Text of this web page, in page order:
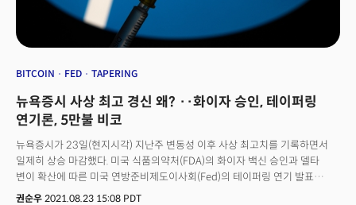
10년물 금리를 1.446%로 끌어내렸다. 연준의 향후 스탠스에 대한
불확실성이 커지며 달러 역시 급락했다. 달러 약세와 함께 인플레이션 우려가
강해지며 금은 강세로 전환했다.경제회복을 위협하는 새로운 변이의 등장으로
연준의장의 발언에 집중할 것으로 전망된다. 오늘 제롬 파월 연준의장은 상원
부진을 악화시킬 것으로 우려된다는 발언을 준비한 것으로 밝혀졌다.
BITCOIN FED TAPERING
뉴욕증시 사상 최고 경신 왜? ··화이자 승인, 테이퍼링
연기론, 5만불 비코
뉴욕증시가 23일(현지시각) 지난주 변동성 이후 사상 최고치를 기록하면서
일제히 상승 마감했다. 미국 식품의약처(FDA)의 화이자 백신 승인과 델타
변이 확산에 따른 미국 연방준비제도이사회(Fed)의 테이퍼링 연기 발표
가능성이 시장에 호재로 작용했다. 비트코인 가격도 오름세를 보이면서 5만
권순우 2021.08.23 15:08 PDT